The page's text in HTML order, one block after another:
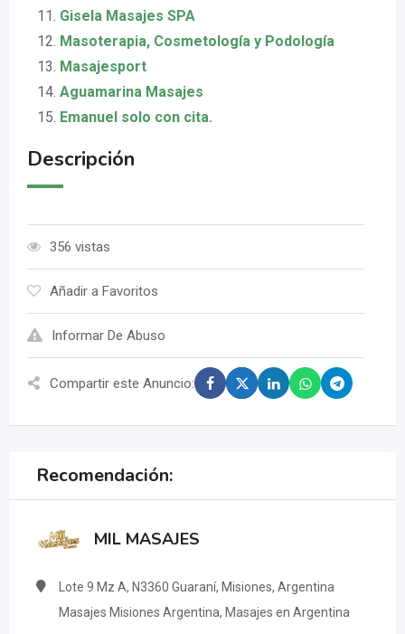
Gisela Masajes SPA
Masoterapia, Cosmetología y Podología
Masajesport
Aguamarina Masajes
Emanuel solo con cita.
Descripción
356 vistas
Añadir a Favoritos
Informar De Abuso
Compartir este Anuncio:
Recomendación:
MIL MASAJES
Lote 9 Mz A, N3360 Guaraní, Misiones, Argentina
Masajes Misiones Argentina, Masajes en Argentina